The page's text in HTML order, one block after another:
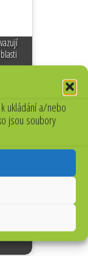
ukládání a/nebo
jsou soubory